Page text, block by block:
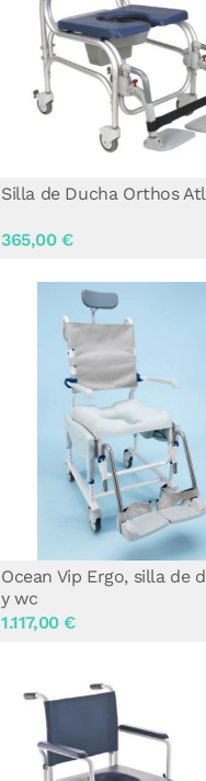
Silla de Ducha Orthos
365,00 €
Ocean Vip Ergo, silla de
y wc
1.117,00 €